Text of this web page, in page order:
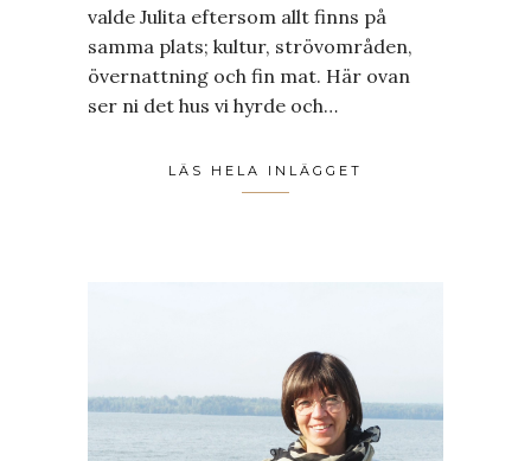
valde Julita eftersom allt finns på
samma plats; kultur, strövområden,
övernattning och fin mat. Här ovan
ser ni det hus vi hyrde och…
LÄS HELA INLÄGGET